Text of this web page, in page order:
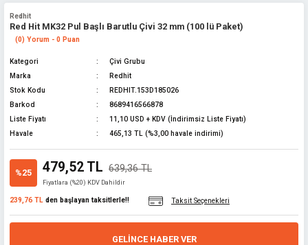
Redhit
Red Hit MK32 Pul Başlı Barutlu Çivi 32 mm (100 lü Paket)
(0) Yorum - 0 Puan
Kategori
Çivi Grubu
Marka
Redhit
Stok Kodu
REDHIT.153D185026
Barkod
8689416566878
Liste Fiyatı
11,10 USD + KDV (İndirimsiz Liste Fiyatı)
Havale
465,13 TL (%3,00 havale indirimi)
%25 479,52 TL 639,36 TL
Fiyatlara (%20) KDV Dahildir
239,76 TL den başlayan taksitlerle!! Taksit Seçenekleri
GELINCE HABER VER